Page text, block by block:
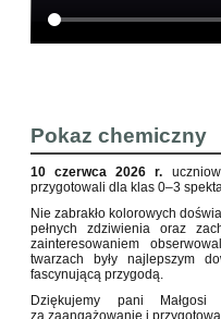
Pokaz chemiczny
10 czerwca 2026 r.
przygotowali dla klas 0–3
Nie zabrakło kolorowych
pełnych zdziwienia oraz
zainteresowaniem
twarzach były najlepszym
fascynującą przygodą.
Dziękujemy pani